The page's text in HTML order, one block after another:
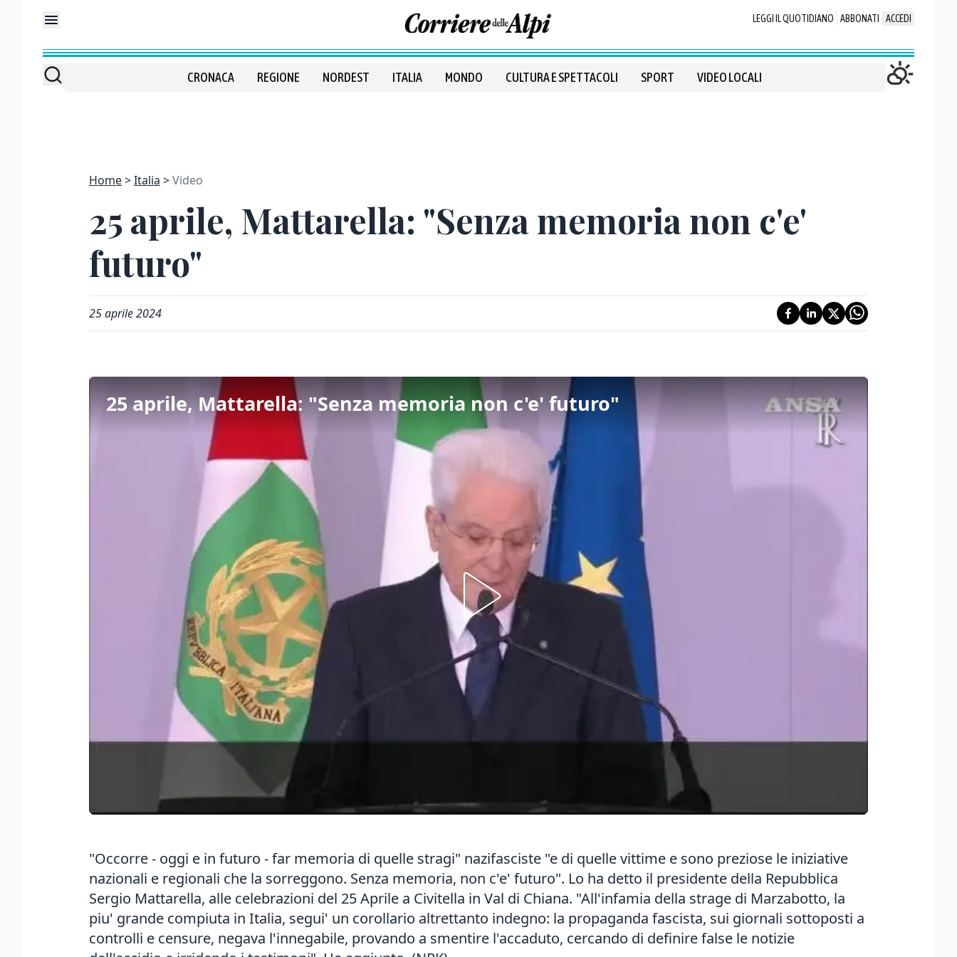
LEGGI IL QUOTIDIANO ABBONATI ACCEDI
CRONACA REGIONE NORDEST ITALIA MONDO CULTURA E SPETTACOLI SPORT VIDEO LOCALI
Home Italia Video
25 aprile, Mattarella: "Senza memoria non c'e'
futuro"
25 aprile 2024
25 aprile, Mattarella: "Senza memoria non c'e' futuro"
"Occorre - oggi e in futuro - far memoria di quelle stragi" nazifasciste "e di quelle vittime e sono preziose le iniziative
nazionali e regionali che la sorreggono. Senza memoria, non c'e' futuro". Lo ha detto il presidente della Repubblica
Sergio Mattarella, alle celebrazioni del 25 Aprile a Civitella in Val di Chiana. "All'infamia della strage di Marzabotto, la
piu' grande compiuta in Italia, segui' un corollario altrettanto indegno: la propaganda fascista, sui giornali sottoposti a
controlli e censure, negava l'innegabile, provando a smentire l'accaduto, cercando di definire false le notizie